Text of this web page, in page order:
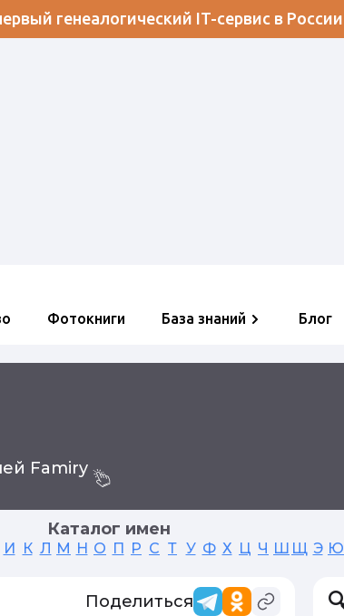
генеалогический IT-сервис в России
Фотокниги База знаний Блог
Famiry
Каталог имен
И К Л М Н О П Р С Т У Ф Х Ц Ч Ш Щ Э Ю
Поделиться